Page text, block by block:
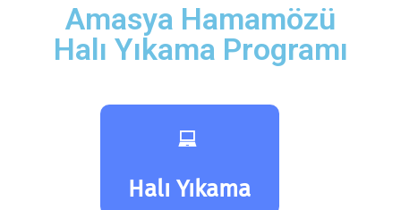
Amasya Hamamözü
Halı Yıkama Programı
Halı Yıkama